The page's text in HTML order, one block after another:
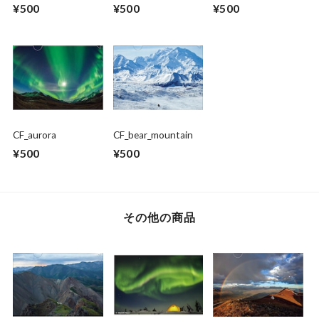
¥500 ¥500 ¥500
CF_aurora
¥500
CF_bear_mountain
¥500
その他の商品